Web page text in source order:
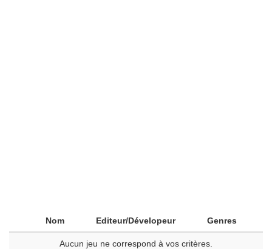
Nom Editeur/Dévelopeur Genres
Aucun jeu ne correspond à vos critères.